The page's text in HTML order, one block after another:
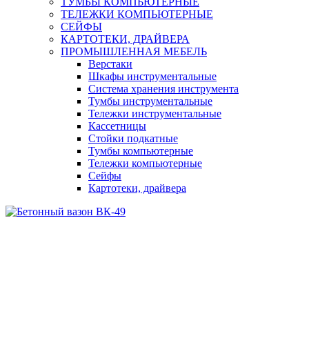
ТЕЛЕЖКИ КОМПЬЮТЕРНЫЕ
СЕЙФЫ
КАРТОТЕКИ, ДРАЙВЕРА
ПРОМЫШЛЕННАЯ МЕБЕЛЬ
Верстаки
Шкафы инструментальные
Система хранения инструмента
Тумбы инструментальные
Тележки инструментальные
Кассетницы
Стойки подкатные
Тумбы компьютерные
Тележки компьютерные
Сейфы
Картотеки, драйвера